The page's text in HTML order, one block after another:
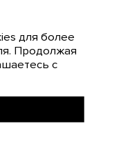
для более
Продолжая
с